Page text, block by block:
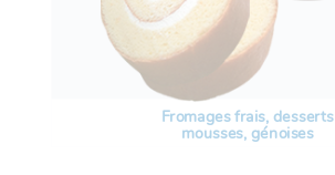
Fromages frais, desserts
mousses, génoises